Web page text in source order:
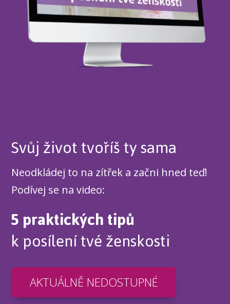
Svůj život tvoříš ty sama
Neodkládej to na zítřek a začni hned teď!
Podívej se na video:
5 praktických tipů
k posílení tvé ženskosti
AKTUÁLNĚ NEDOSTUPNÉ